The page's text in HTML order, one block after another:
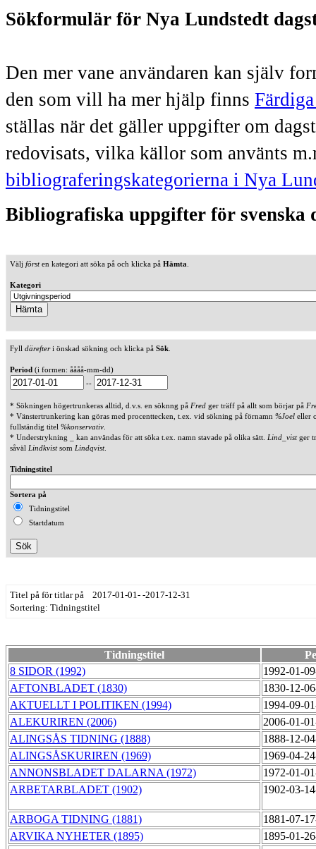
Sökformulär för Nya Lundstedt
Den mer vane användaren kan själv
den som vill ha mer hjälp finns
ställas när det gäller uppgifter om
redovisats, vilka källor som använts
bibliograferingskategorierna i Nya
Bibliografiska uppgifter för svenska
Välj försten kategori att söka på och klicka på Hämta
Kategori
Fyll därefteri önskad sökning och klicka på Sök
Period (i formen: åååå-mm-dd)
--
* Sökningen högertrunkeras alltid, d.v.s. en söknng på Fred ger träff på allt som börjar på
* Vänstertrunkering kan göras med procenttecken, t.ex. vid sökning på förnamn %Joel eller
fullständig titel %konservativ
* Understrykning _ kan användas för att söka t.ex. namn stavade på olika sätt. Lind_vistger
såväl Lindkvistsom Lindqvist.
Tidningstitel
Sortera på
Tidningstitel
Startdatum
Titel på för titlar på 2017-01-01- -2017-12-31
Sortering: Tidningstitel
Tidningstitel
8 SIDOR (1992)
1992-01-
AFTONBLADET (1830)
1830-12-
AKTUELLT I POLITIKEN (1994)
1994-09-
ALEKURIREN (2006)
2006-01-
ALINGSÅS TIDNING (1888)
1888-12-
ALINGSÅSKURIREN (1969)
1969-04-
ANNONSBLADET DALARNA (1972)
1972-01-
ARBETARBLADET (1902)
1902-03-
ARBOGA TIDNING (1881)
1881-07-
ARVIKA NYHETER (1895)
1895-01-